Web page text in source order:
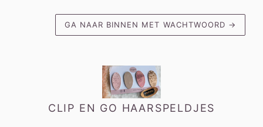
GA NAAR BINNEN MET WACHTWOORD →
CLIP EN GO HAARSPELDJES